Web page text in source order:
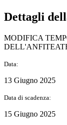
Dettagli
MODIFICA
Data:
13 Giugno 2025
Data di scadenza:
15 Giugno 2025